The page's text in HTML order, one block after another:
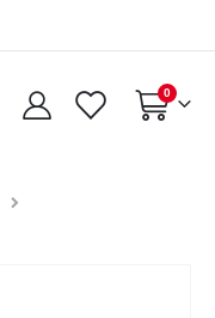
Warenkorb
0Artikel